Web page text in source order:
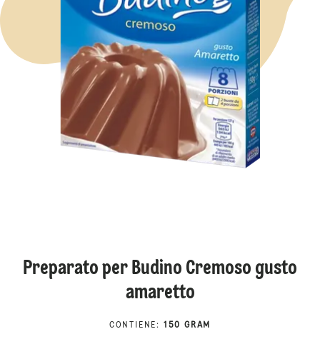
Preparato per Budino Cremoso gusto
amaretto
CONTIENE : 150 GRAM